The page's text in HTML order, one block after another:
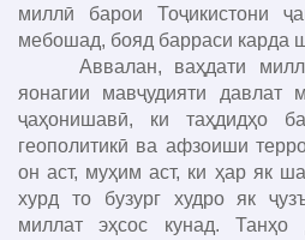
миллӣ барои Тоҷикистони
мебошад, бояд барраси карда
Аввалан, ваҳдати миллӣ
яонагии мавҷудияти
ҷаҳонишавӣ, ки таҳдидҳо
геополитикӣ ва афзоиши
он аст, муҳим аст, ки ҳар як
хурд то бузург худро як
миллат эҳсос кунад.